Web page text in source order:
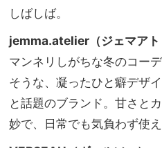
しばしば。
jemma.atelier （ジェマアト
マンネリしがちな冬のコー
そうな、凝ったひと癖デザ
と話題のブランド。甘さと
妙で、日常でも気負わず使え